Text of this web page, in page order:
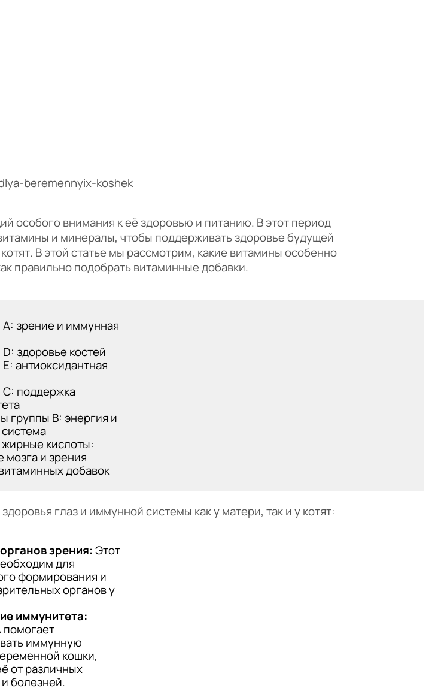
особого внимания к её здоровью и питанию. В этот период
и минералы, чтобы поддерживать здоровье будущей
В этой статье мы рассмотрим, какие витамины особенно
правильно подобрать витаминные добавки.
зрение и иммунная
здоровье костей
антиоксидантная
поддержка
группы B: энергия и
кислоты:
мозга и зрения
добавок
глаз и иммунной системы как у матери, так и у котят:
зрения:Этот
для
формирования и
органов у
иммунитета:
помогает
иммунную
кошки,
от различных
болезней.